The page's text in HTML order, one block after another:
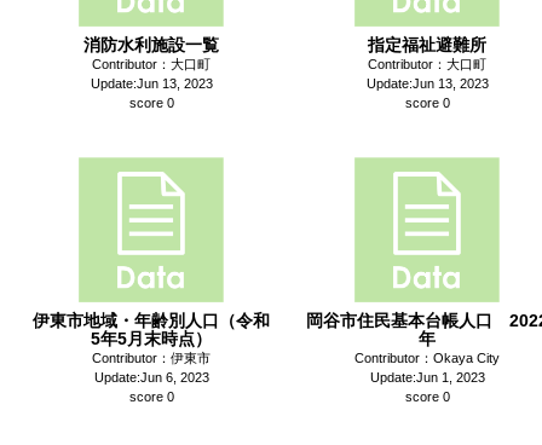
消防水利施設一覧
Contributor：大口町
Update:Jun 13, 2023
score 0
指定福祉避難所
Contributor：大口町
Update:Jun 13, 2023
score 0
伊東市地域・年齢別人口（令和
5年5月末時点）
Contributor：伊東市
Update:Jun 6, 2023
score 0
岡谷市住民基本台帳人口
年
Contributor：Okaya City
Update:Jun 1, 2023
score 0